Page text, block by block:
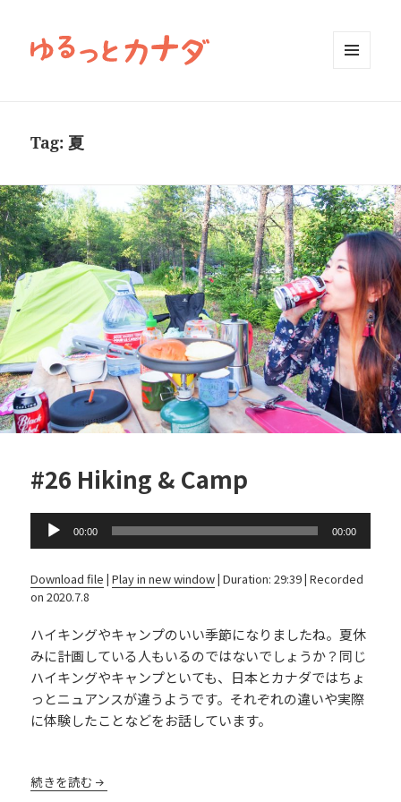
Tag: 夏
#26 Hiking & Camp
Audio
Player
00:00 00:00
Download file |Play in new window|Duration: 29:39|Recorded
on 2020.7.8
ハイキングやキャンプのいい季節になりましたね。夏休
みに計画している人もいるのではないでしょうか？同じ
ハイキングやキャンプといても、日本とカナダではちょ
っとニュアンスが違うようです。それぞれの違いや実際
に体験したことなどをお話しています。
続きを読む